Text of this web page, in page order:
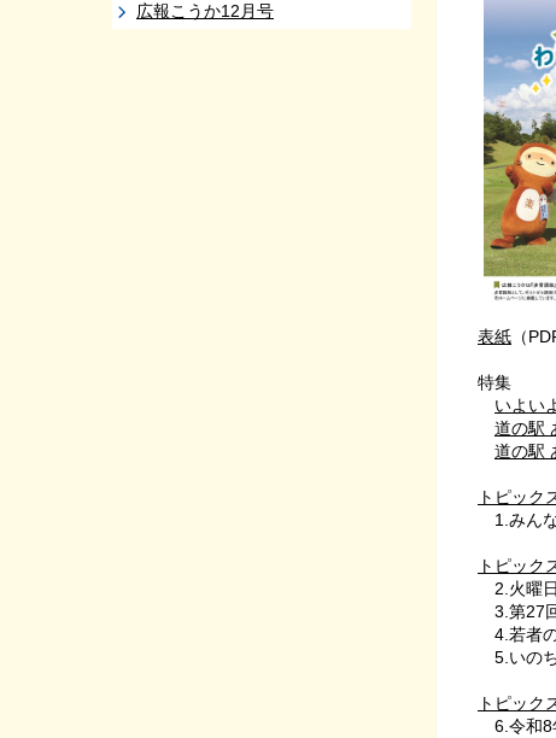
広報こうか12月号
表紙 （
特集
いよい
道の駅
道の駅
トピック
1.みん
トピック
2.火曜
3.第27
4.若者
5.いの
トピック
6.令和8